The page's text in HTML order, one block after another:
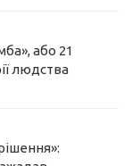
або 21
людства